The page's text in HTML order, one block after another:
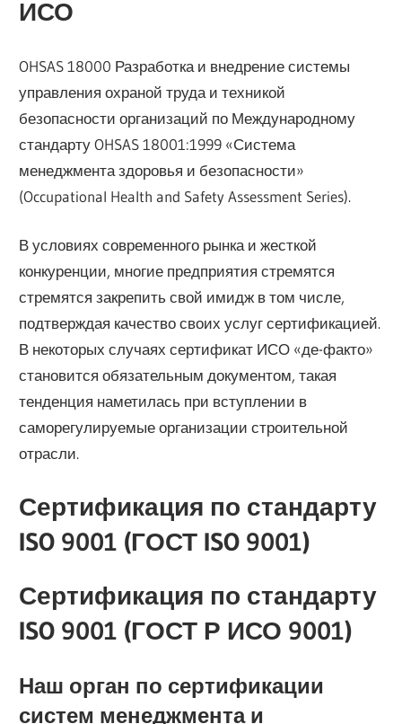
ИСО
OHSAS 18000 Разработка и внедрение системы
управления охраной труда и техникой
безопасности организаций по Международному
стандарту OHSAS 18001:1999 «Система
менеджмента здоровья и безопасности»
(Occupational Health and Safety Assessment Series).
В условиях современного рынка и жесткой
конкуренции, многие предприятия стремятся
стремятся закрепить свой имидж в том числе,
подтверждая качество своих услуг сертификацией.
В некоторых случаях сертификат ИСО «де-факто»
становится обязательным документом, такая
тенденция наметилась при вступлении в
саморегулируемые организации строительной
отрасли.
Сертификация по стандарту
ISO 9001 (ГОСТ ISO 9001)
Сертификация по стандарту
ISO 9001 (ГОСТ Р ИСО 9001)
Наш орган по сертификации
систем менеджмента и